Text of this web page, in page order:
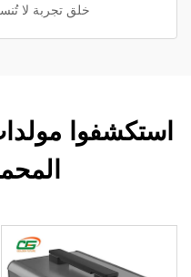
خلق تجربة لا
استكشفوا